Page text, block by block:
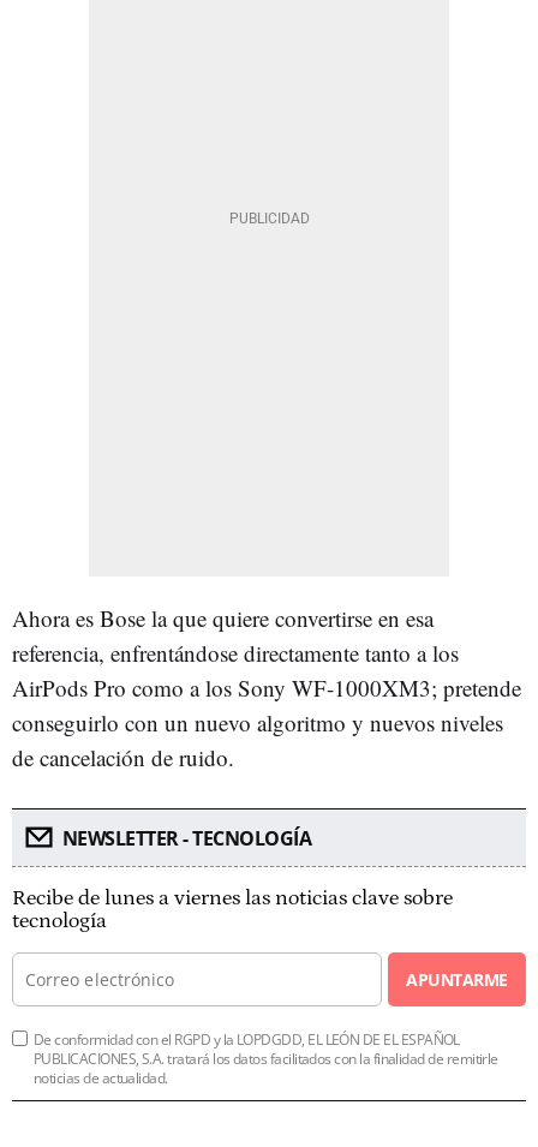
Ahora es Bose la que quiere convertirse en esa
referencia, enfrentándose directamente tanto a los
AirPods Pro como a los Sony WF-1000XM3; pretende
conseguirlo con un nuevo algoritmo y nuevos niveles
de cancelación de ruido.
NEWSLETTER - TECNOLOGÍA
Recibe de lunes a viernes las noticias clave sobre
tecnología
APUNTARME
De conformidad con el RGPD y la LOPDGDD, EL LEÓN DE EL ESPAÑOL
PUBLICACIONES, S.A. tratará los datos facilitados con la finalidad de remitirle
noticias de actualidad.